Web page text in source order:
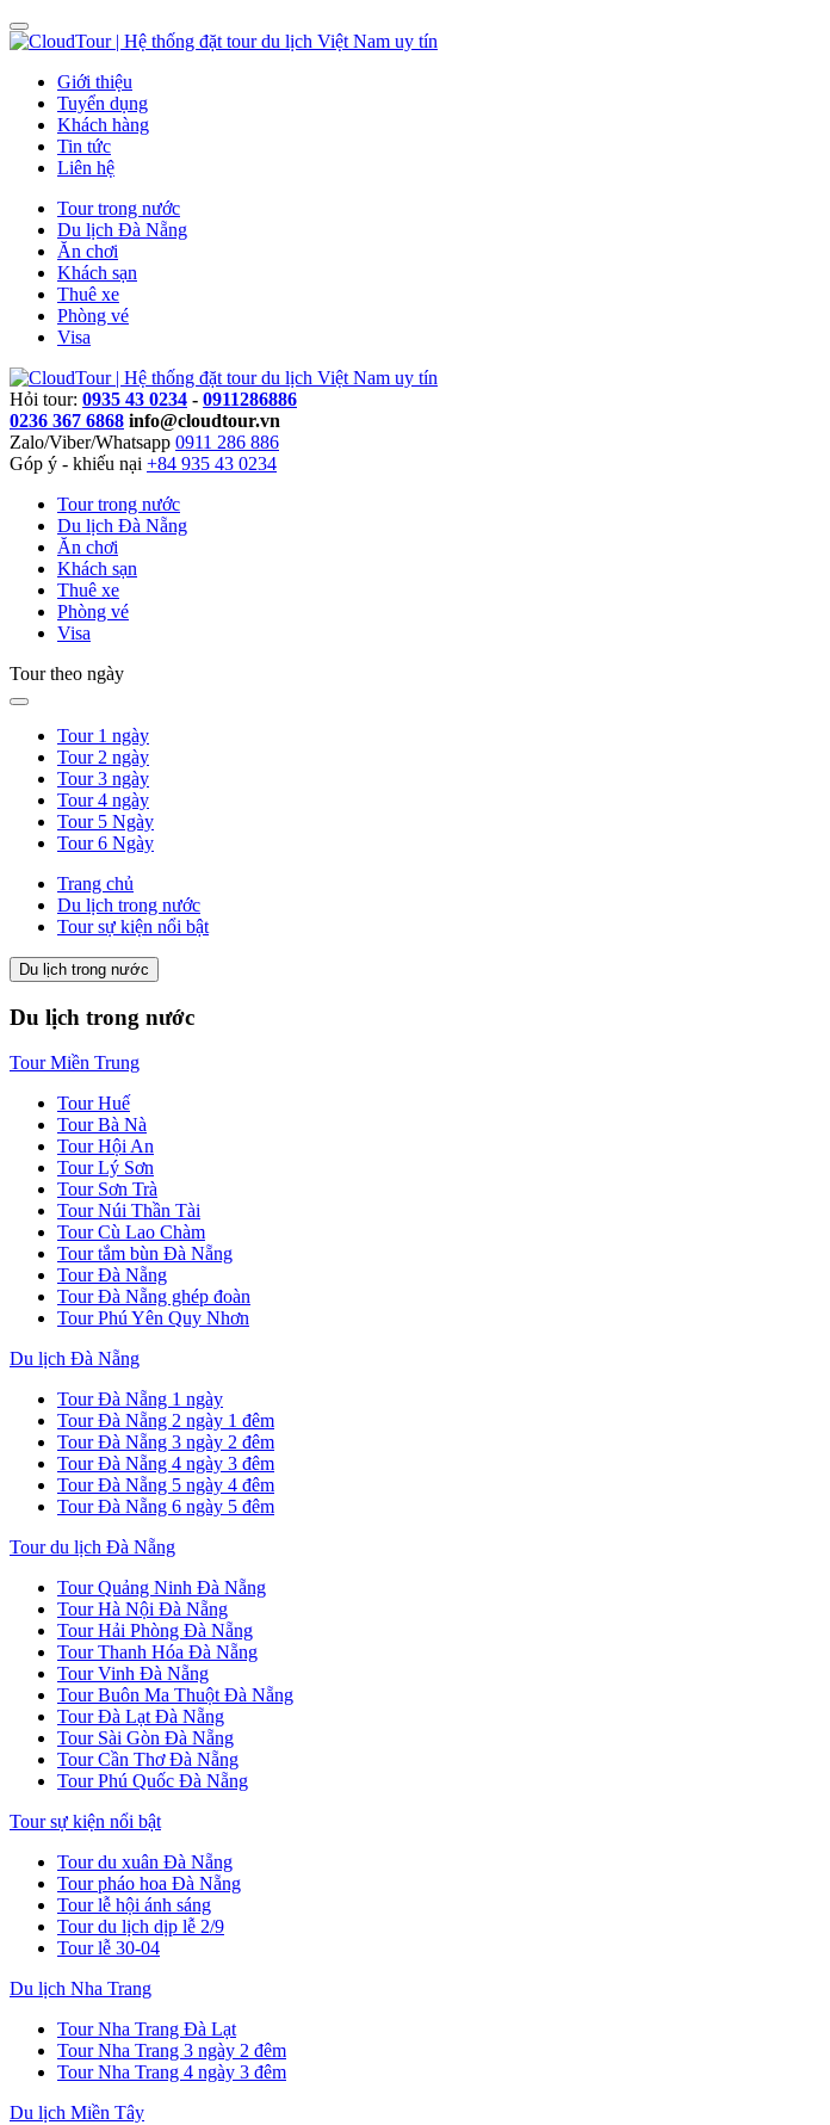
Giới thiệu
Tuyển dụng
Khách hàng
Tin tức
Liên hệ
Tour trong nước
Du lịch Đà Nẵng
Ăn chơi
Khách sạn
Thuê xe
Phòng vé
Visa
Hỏi tour: 0935 43 0234 - 0911286886
0236 367 6868 info@cloudtour.vn
Zalo/Viber/Whatsapp 0911 286 886
Góp ý - khiếu nại +84 935 43 0234
Tour trong nước
Du lịch Đà Nẵng
Ăn chơi
Khách sạn
Thuê xe
Phòng vé
Visa
Tour theo ngày
Tour 1 ngày
Tour 2 ngày
Tour 3 ngày
Tour 4 ngày
Tour 5 Ngày
Tour 6 Ngày
Trang chủ
Du lịch trong nước
Tour sự kiện nổi bật
Du lịch trong nước
Du lịch trong nước
Tour Miền Trung
Tour Huế
Tour Bà Nà
Tour Hội An
Tour Lý Sơn
Tour Sơn Trà
Tour Núi Thần Tài
Tour Cù Lao Chàm
Tour tắm bùn Đà Nẵng
Tour Đà Nẵng
Tour Đà Nẵng ghép đoàn
Tour Phú Yên Quy Nhơn
Du lịch Đà Nẵng
Tour Đà Nẵng 1 ngày
Tour Đà Nẵng 2 ngày 1 đêm
Tour Đà Nẵng 3 ngày 2 đêm
Tour Đà Nẵng 4 ngày 3 đêm
Tour Đà Nẵng 5 ngày 4 đêm
Tour Đà Nẵng 6 ngày 5 đêm
Tour du lịch Đà Nẵng
Tour Quảng Ninh Đà Nẵng
Tour Hà Nội Đà Nẵng
Tour Hải Phòng Đà Nẵng
Tour Thanh Hóa Đà Nẵng
Tour Vinh Đà Nẵng
Tour Buôn Ma Thuột Đà Nẵng
Tour Đà Lạt Đà Nẵng
Tour Sài Gòn Đà Nẵng
Tour Cần Thơ Đà Nẵng
Tour Phú Quốc Đà Nẵng
Tour sự kiện nổi bật
Tour du xuân Đà Nẵng
Tour pháo hoa Đà Nẵng
Tour lễ hội ánh sáng
Tour du lịch dịp lễ 2/9
Tour lễ 30-04
Du lịch Nha Trang
Tour Nha Trang Đà Lạt
Tour Nha Trang 3 ngày 2 đêm
Tour Nha Trang 4 ngày 3 đêm
Du lịch Miền Tây